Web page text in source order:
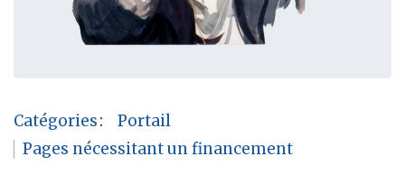
Catégories:
Portail
Pages nécessitant un financement